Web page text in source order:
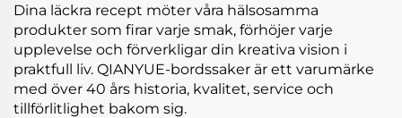
Dina läckra recept möter våra hälsosamma
produkter som firar varje smak, förhöjer varje
upplevelse och förverkligar din kreativa vision i
praktfull liv. QIANYUE-bordssaker är ett varumärke
med över 40 års historia, kvalitet, service och
tillförlitlighet bakom sig.